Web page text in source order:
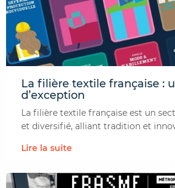
La filière textile française :
d’exception
La filière textile française est un
et diversifié, alliant tradition et
Lire la suite